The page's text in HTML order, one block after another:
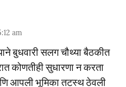
am
बुधवारी सलग चौथ्या बैठकीत
कोणतीही सुधारणा न करता
आपली भूमिका तटस्थ ठेवली